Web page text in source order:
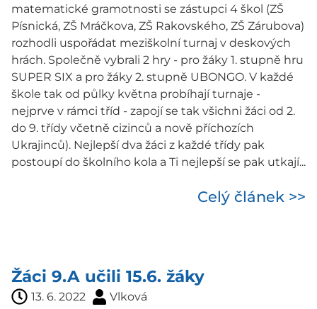
matematické gramotnosti se zástupci 4 škol (ZŠ
Písnická, ZŠ Mráčkova, ZŠ Rakovského, ZŠ Zárubova)
rozhodli uspořádat meziškolní turnaj v deskových
hrách. Společně vybrali 2 hry - pro žáky 1. stupně hru
SUPER SIX a pro žáky 2. stupně UBONGO. V každé
škole tak od půlky května probíhají turnaje -
nejprve v rámci tříd - zapojí se tak všichni žáci od 2.
do 9. třídy včetně cizinců a nově příchozích
Ukrajinců). Nejlepší dva žáci z každé třídy pak
postoupí do školního kola a Ti nejlepší se pak utkají...
Celý článek >>
Žáci 9.A učili 15.6. žáky
13. 6. 2022 Vlková